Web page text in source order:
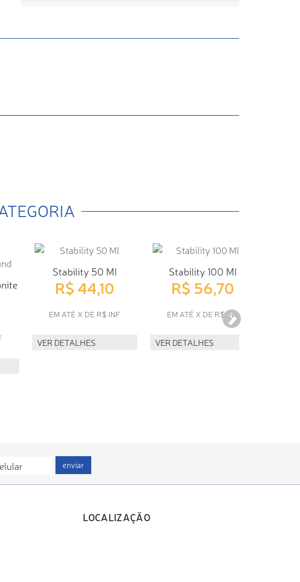
Stability 50 Ml
R$ 44,10
EM ATÉ X DE R$ INF
VER DETALHES
Stability 100 Ml
R$ 56,70
EM ATÉ X DE R$ INF
VER DETALHES
enviar
LOCALIZAÇÃO